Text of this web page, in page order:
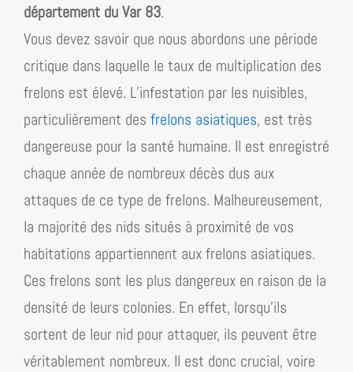
département du Var 83.
Vous devez savoir que nous abordons une période
critique dans laquelle le taux de multiplication des
frelons est élevé. L’infestation par les nuisibles,
particulièrement des frelons asiatiques, est très
dangereuse pour la santé humaine. Il est enregistré
chaque année de nombreux décès dus aux
attaques de ce type de frelons. Malheureusement,
la majorité des nids situés à proximité de vos
habitations appartiennent aux frelons asiatiques.
Ces frelons sont les plus dangereux en raison de la
densité de leurs colonies. En effet, lorsqu’ils
sortent de leur nid pour attaquer, ils peuvent être
véritablement nombreux. Il est donc crucial, voire